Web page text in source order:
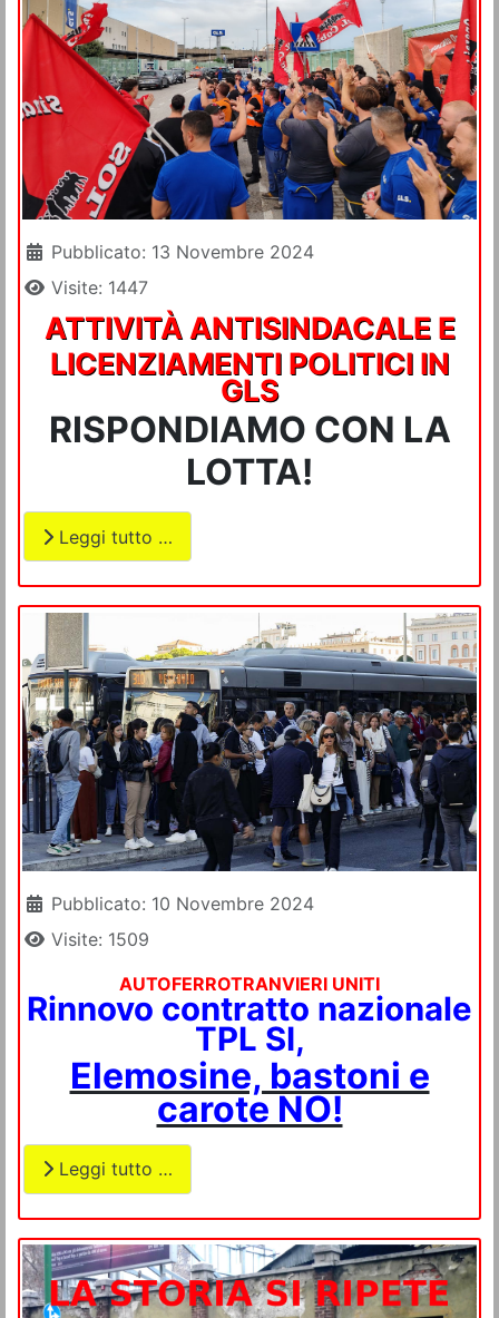
Dettagli
Pubblicato: 13 Novembre 2024
Visite: 1447
ATTIVITÀ ANTISINDACALE E
LICENZIAMENTI POLITICI IN
GLS
RISPONDIAMO CON LA
LOTTA!
Leggi tutto …
Dettagli
Pubblicato: 10 Novembre 2024
Visite: 1509
AUTOFERROTRANVIERI UNITI
Rinnovo contratto nazionale
TPL SI,
Elemosine, bastoni e
carote NO!
Leggi tutto …